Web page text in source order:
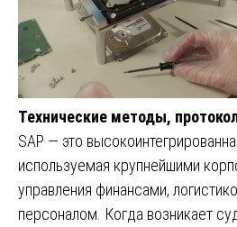
Технические методы,
SAP — это
используемая крупнейшими
управления финансами,
персоналом. Когда возникает